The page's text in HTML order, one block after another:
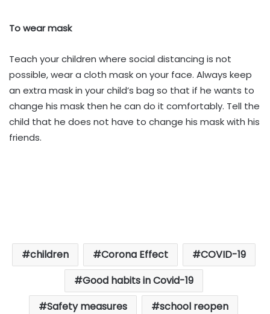
To wear mask
Teach your children where social distancing is not
possible, wear a cloth mask on your face. Always keep
an extra mask in your child’s bag so that if he wants to
change his mask then he can do it comfortably. Tell the
child that he does not have to change his mask with his
friends.
children Corona Effect
COVID-19
Good habits in Covid-19
Safety measures
school reopen